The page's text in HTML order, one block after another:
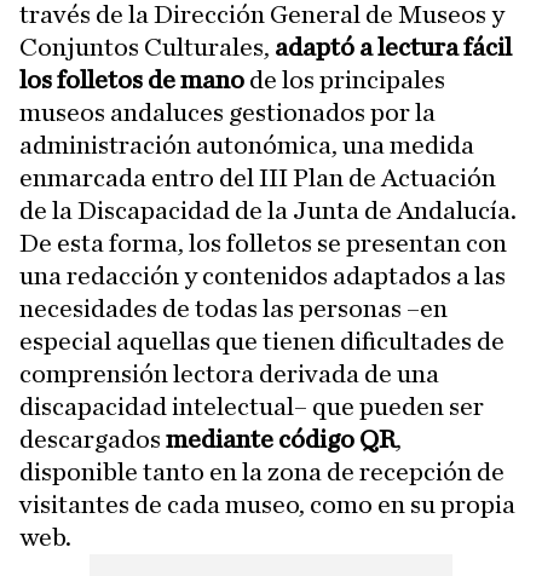
través de la Dirección General de Museos y
Conjuntos Culturales, adaptó a lectura fácil
los folletos de mano de los principales
museos andaluces gestionados por la
administración autonómica, una medida
enmarcada entro del III Plan de Actuación
de la Discapacidad de la Junta de Andalucía.
De esta forma, los folletos se presentan con
una redacción y contenidos adaptados a las
necesidades de todas las personas –en
especial aquellas que tienen dificultades de
comprensión lectora derivada de una
discapacidad intelectual– que pueden ser
descargados mediante código QR,
disponible tanto en la zona de recepción de
visitantes de cada museo, como en su propia
web.